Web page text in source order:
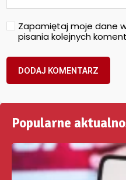
Zapamiętaj moje dane
pisania kolejnych
Popularne